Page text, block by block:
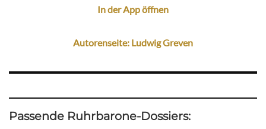
In der App öffnen
Autorenseite: Ludwig Greven
Passende Ruhrbarone-Dossiers: